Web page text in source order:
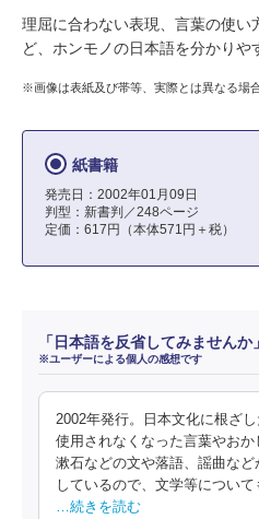
理屈に合わない表現、言葉の使い
ど、ホンモノの日本語を分かりや
※画像は表紙及び帯等、実際とは異なる場
紙書籍
発売日：2002年01月09日
判型：新書判／248ページ
定価：617円（本体571円＋税）
「日本語を反省してみません
※ユーザーによる個人の感想です
2002年発行。日本文化に根ざ
使用されなくなった言葉やお
漱石などの文や落語、謡曲な
しているので、文学等につい
…続きを読む